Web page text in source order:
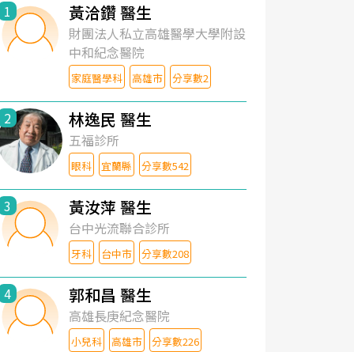
1 黃洽鑽 醫生
財團法人私立高雄醫學大學附設
中和紀念醫院
家庭醫學科 高雄市 分享數2
2 林逸民 醫生
五福診所
眼科 宜蘭縣 分享數542
3 黃汝萍 醫生
台中光流聯合診所
牙科 台中市 分享數208
4 郭和昌 醫生
高雄長庚紀念醫院
小兒科 高雄市 分享數226